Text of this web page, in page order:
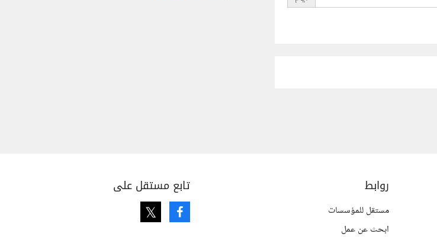
روابط
مستقل للمؤسسات
ابحث عن عمل
تابع مستقل على
Facebook
Twitter